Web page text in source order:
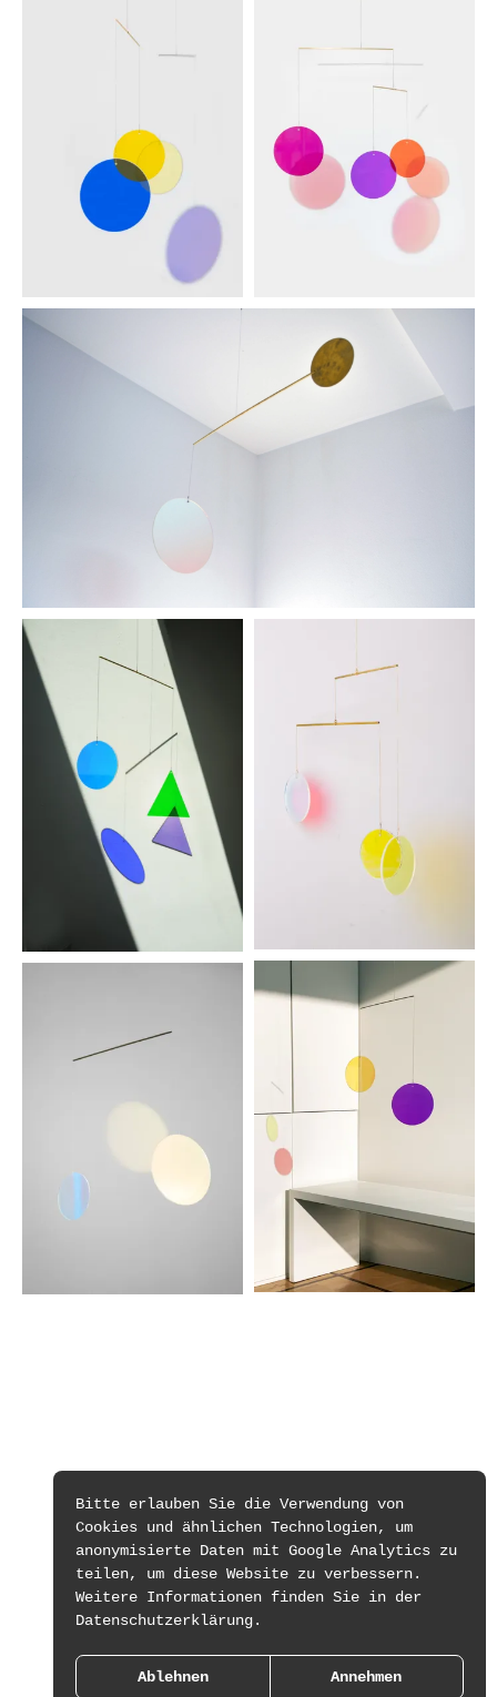
Bitte erlauben Sie die Verwendung von
Cookies und ähnlichen Technologien, um
anonymisierte Daten mit Google Analytics zu
teilen, um diese Website zu verbessern.
Weitere Informationen finden Sie in der
Datenschutzerklärung.
Ablehnen Annehmen